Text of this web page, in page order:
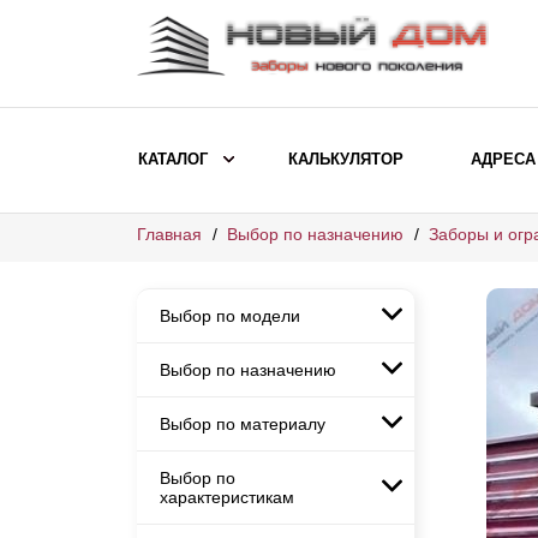
КАТАЛОГ
ВЫБОР ПО МОДЕЛИ
Заборы Хай-тек
Заборы Жалюзи
Заборы и ограждения для детских
КАЛЬКУЛЯТОР
Главная Выбор по назначению Заборы и
Выбор по модели
Заборы Ранчо
Заборы Классика
Заборы Жалюзи
Выбор по назначению
Заборы и ограждения для
Заборы для дачи
Выбор по материалу
Заборы с кирпичными столбами
Выбор по
характеристикам